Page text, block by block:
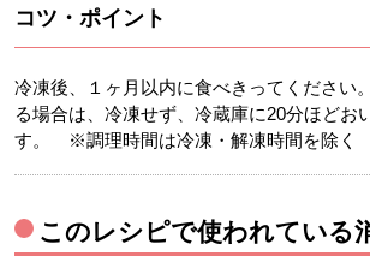
コツ・ポイント
冷凍後、１ヶ月以内に食べきってください
る場合は、冷凍せず、冷蔵庫に20分ほどお
す。 ※調理時間は冷凍・解凍時間を除く
このレシピで使われている